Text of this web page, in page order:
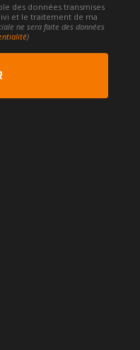
des données transmises
et le traitement de ma
ne sera faite des données
)